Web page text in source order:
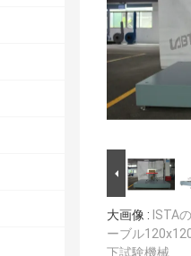
大画像 : ISTA
ーブル
下試験機械